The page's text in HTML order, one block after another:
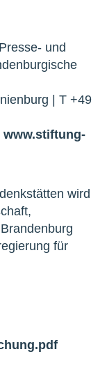
und
| T +49
www.stiftung-
wird
für